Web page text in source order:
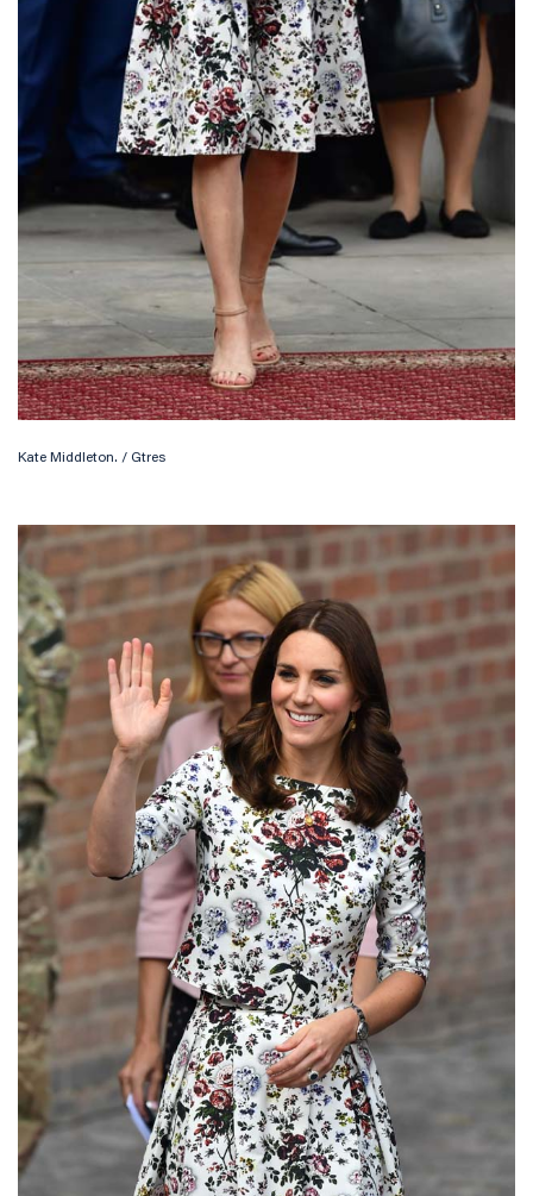
Kate Middleton. / Gtres